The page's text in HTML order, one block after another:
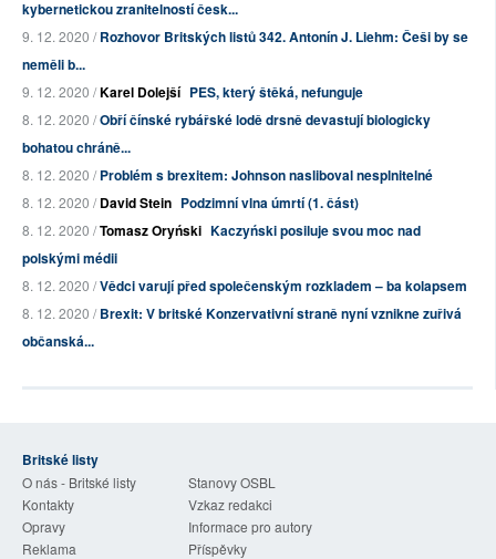
kybernetickou zranitelností česk...
9. 12. 2020 /Rozhovor Britských listů 342. Antonín J. Liehm: Češi by se
neměli b...
9. 12. 2020 /Karel Dolejší PES, který štěká, nefunguje
8. 12. 2020 /Obří čínské rybářské lodě drsně devastují biologicky
bohatou chráně...
8. 12. 2020 /Problém s brexitem: Johnson nasliboval nesplnitelné
8. 12. 2020 /David Stein Podzimní vlna úmrtí (1. část)
8. 12. 2020 /Tomasz Oryński Kaczyński posiluje svou moc nad
polskými médii
8. 12. 2020 /Vědci varují před společenským rozkladem – ba kolapsem
8. 12. 2020 /Brexit: V britské Konzervativní straně nyní vznikne zuřivá
občanská...
Britské listy
O nás - Britské listy
Stanovy OSBL
Kontakty
Vzkaz redakci
Opravy
Informace pro autory
Reklama
Příspěvky